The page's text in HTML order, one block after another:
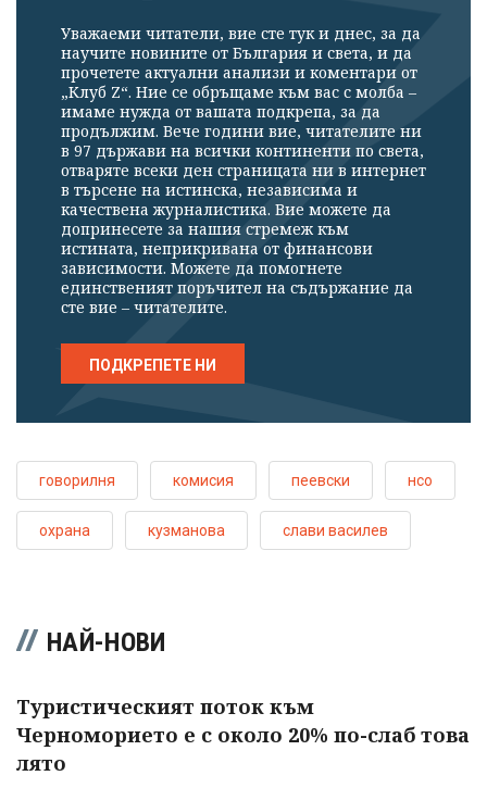
Уважаеми читатели, вие сте тук и днес, за да
научите новините от България и света, и да
прочетете актуални анализи и коментари от
„Клуб Z“. Ние се обръщаме към вас с молба –
имаме нужда от вашата подкрепа, за да
продължим. Вече години вие, читателите ни
в 97 държави на всички континенти по света,
отваряте всеки ден страницата ни в интернет
в търсене на истинска, независима и
качествена журналистика. Вие можете да
допринесете за нашия стремеж към
истината, неприкривана от финансови
зависимости. Можете да помогнете
единственият поръчител на съдържание да
сте вие – читателите.
ПОДКРЕПЕТЕ НИ
говорилня комисия пеевски нсо
охрана кузманова слави василев
НАЙ-НОВИ
Туристическият поток към
Черноморието е с около 20% по-слаб това
лято